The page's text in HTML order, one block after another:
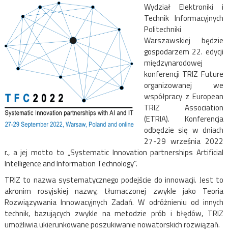
Wydział Elektroniki i
Technik Informacyjnych
Politechniki
Warszawskiej będzie
gospodarzem 22. edycji
międzynarodowej
konferencji TRIZ Future
organizowanej we
współpracy z European
TRIZ Association
(ETRIA). Konferencja
odbędzie się w dniach
27-29 września 2022
r., a jej motto to „Systematic Innovation partnerships Artificial
Intelligence and Information Technology”.
TRIZ to nazwa systematycznego podejście do innowacji. Jest to
akronim rosyjskiej nazwy, tłumaczonej zwykle jako Teoria
Rozwiązywania Innowacyjnych Zadań. W odróżnieniu od innych
technik, bazujących zwykle na metodzie prób i błędów, TRIZ
umożliwia ukierunkowane poszukiwanie nowatorskich rozwiązań.